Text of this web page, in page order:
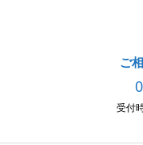
ご
受付